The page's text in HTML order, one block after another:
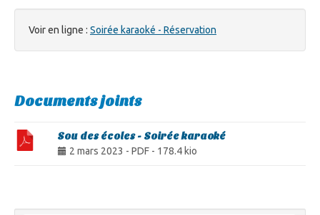
Voir en ligne : Soirée karaoké - Réservation
Documents joints
Sou des écoles - Soirée karaoké
2 mars 2023 - PDF - 178.4 kio